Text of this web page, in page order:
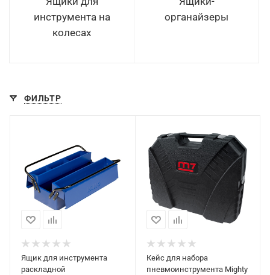
инструмента на
колесах
органайзеры
ФИЛЬТР
Ящик для инструмента
раскладной
Кейс для набора
пневмоинструмента Mighty